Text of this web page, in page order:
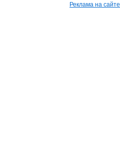
Реклама на сайте